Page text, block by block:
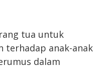
tua untuk
terhadap anak-anak
dalam